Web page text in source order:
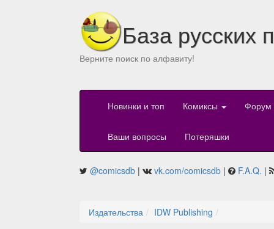
База русских
Верните поиск по алфавиту!
Новинки и топ Комиксы Форум
Ваши вопросы Потеряшки
@comicsdb | vk.com/comicsdb | F.A.Q. |
Издательства IDW Publishing